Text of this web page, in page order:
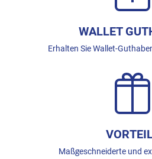
WALLET
Erhalten Sie Wallet-
Maßgeschneiderte und